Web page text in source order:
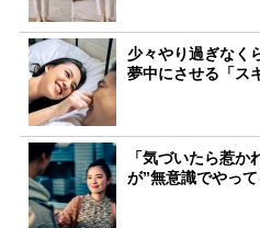
少々やり過ぎなく
夢中にさせる「ス
「気づいたら惹
が”無意識でやっ